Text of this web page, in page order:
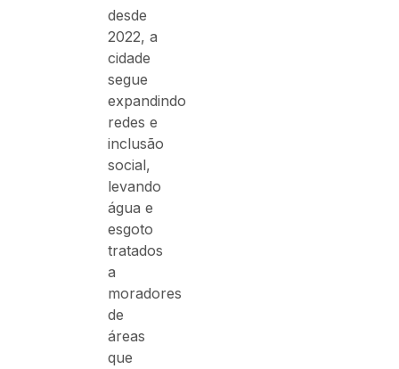
desde
2022, a
cidade
segue
expandindo
redes e
inclusão
social,
levando
água e
esgoto
tratados
a
moradores
de
áreas
que